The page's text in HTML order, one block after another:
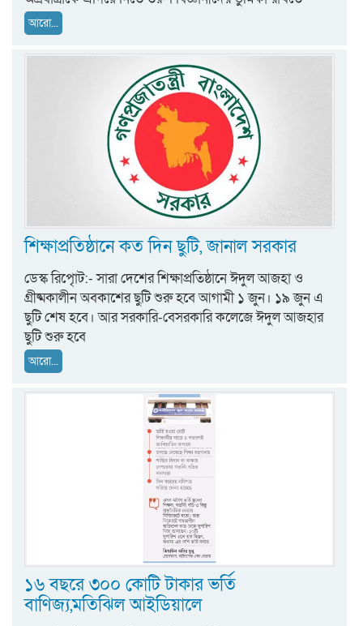
আরো...
শিক্ষাপ্রতিষ্ঠানে কত দিন ছুটি, জানাল সরকার
ডেস্ক রিপেৃাট:- সারা দেশের শিক্ষাপ্রতিষ্ঠানে ঈদুল আজহা ও
গ্রীষ্মকালীন অবকাশের ছুটি শুরু হবে আগামী ১ জুন। ১৯ জুন এ
ছুটি শেষ হবে। আর সরকারি-বেসরকারি কলেজে ঈদুল আজহার
ছুটি শুরু হবে
আরো...
১৬ বছরে ৩০০ কোটি টাকার ভর্তি
বাণিজ্য,মতিঝিল আইডিয়ালে